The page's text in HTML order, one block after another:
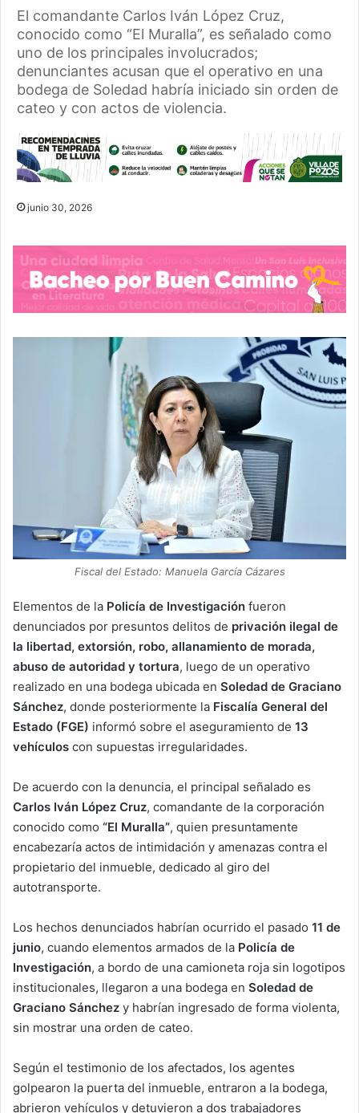
El comandante Carlos Iván López Cruz,
conocido como “El Muralla”, es señalado como
uno de los principales involucrados;
denunciantes acusan que el operativo en una
bodega de Soledad habría iniciado sin orden de
cateo y con actos de violencia.
junio 30, 2026
Fiscal del Estado: Manuela García Cázares
Elementos de la Policía de Investigación fueron
denunciados por presuntos delitos de privación ilegal de
la libertad, extorsión, robo, allanamiento de morada,
abuso de autoridad y tortura, luego de un operativo
realizado en una bodega ubicada en Soledad de Graciano
Sánchez, donde posteriormente la Fiscalía General del
Estado (FGE) informó sobre el aseguramiento de 13
vehículos con supuestas irregularidades.
De acuerdo con la denuncia, el principal señalado es
Carlos Iván López Cruz, comandante de la corporación
conocido como “El Muralla”, quien presuntamente
encabezaría actos de intimidación y amenazas contra el
propietario del inmueble, dedicado al giro del
autotransporte.
Los hechos denunciados habrían ocurrido el pasado 11 de
junio, cuando elementos armados de la Policía de
Investigación, a bordo de una camioneta roja sin logotipos
institucionales, llegaron a una bodega en Soledad de
Graciano Sánchez y habrían ingresado de forma violenta,
sin mostrar una orden de cateo.
Según el testimonio de los afectados, los agentes
golpearon la puerta del inmueble, entraron a la bodega,
abrieron vehículos y detuvieron a dos trabajadores